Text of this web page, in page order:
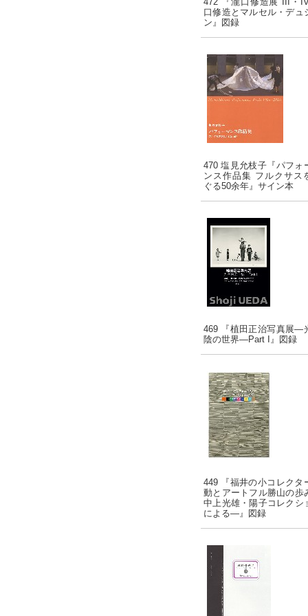
口修造とマルセル・デュ
ン』図録
470 塩見允枝子『パフォ
ンス作品集 フルクサス
ぐる50余年』サイン本
469 『植田正治写真展―
陰の世界―Part I』図録
449 『福井の小コレクタ
動とアートフル勝山の
中上光雄・陽子コレクシ
による―』図録